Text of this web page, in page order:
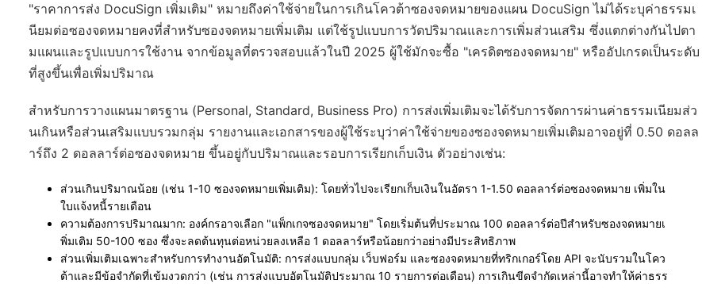
"ราคาการส่ง DocuSign เพิ่มเติม" หมายถึงค่าใช้จ่ายในการเกินโควต้าซองจดหมายของแผน DocuSign ไม่ได้ระบุค่าธรรมเ
นียมต่อซองจดหมายคงที่สำหรับซองจดหมายเพิ่มเติม แต่ใช้รูปแบบการวัดปริมาณและการเพิ่มส่วนเสริม ซึ่งแตกต่างกันไปตา
มแผนและรูปแบบการใช้งาน จากข้อมูลที่ตรวจสอบแล้วในปี 2025 ผู้ใช้มักจะซื้อ "เครดิตซองจดหมาย" หรืออัปเกรดเป็นระดับ
ที่สูงขึ้นเพื่อเพิ่มปริมาณ
สำหรับการวางแผนมาตรฐาน (Personal, Standard, Business Pro) การส่งเพิ่มเติมจะได้รับการจัดการผ่านค่าธรรมเนียมส่ว
นเกินหรือส่วนเสริมแบบรวมกลุ่ม รายงานและเอกสารของผู้ใช้ระบุว่าค่าใช้จ่ายของซองจดหมายเพิ่มเติมอาจอยู่ที่ 0.50 ดอลล
าร์ถึง 2 ดอลลาร์ต่อซองจดหมาย ขึ้นอยู่กับปริมาณและรอบการเรียกเก็บเงิน ตัวอย่างเช่น:
ส่วนเกินปริมาณน้อย (เช่น 1-10 ซองจดหมายเพิ่มเติม): โดยทั่วไปจะเรียกเก็บเงินในอัตรา 1-1.50 ดอลลาร์ต่อซองจดหมาย เพิ่มใน
ใบแจ้งหนี้รายเดือน
ความต้องการปริมาณมาก: องค์กรอาจเลือก "แพ็กเกจซองจดหมาย" โดยเริ่มต้นที่ประมาณ 100 ดอลลาร์ต่อปีสำหรับซองจดหมายเ
พิ่มเติม 50-100 ซอง ซึ่งจะลดต้นทุนต่อหน่วยลงเหลือ 1 ดอลลาร์หรือน้อยกว่าอย่างมีประสิทธิภาพ
ส่วนเพิ่มเติมเฉพาะสำหรับการทำงานอัตโนมัติ: การส่งแบบกลุ่ม เว็บฟอร์ม และซองจดหมายที่ทริกเกอร์โดย API จะนับรวมในโคว
ต้าและมีข้อจำกัดที่เข้มงวดกว่า (เช่น การส่งแบบอัตโนมัติประมาณ 10 รายการต่อเดือน) การเกินขีดจำกัดเหล่านี้อาจทำให้ค่าธรร